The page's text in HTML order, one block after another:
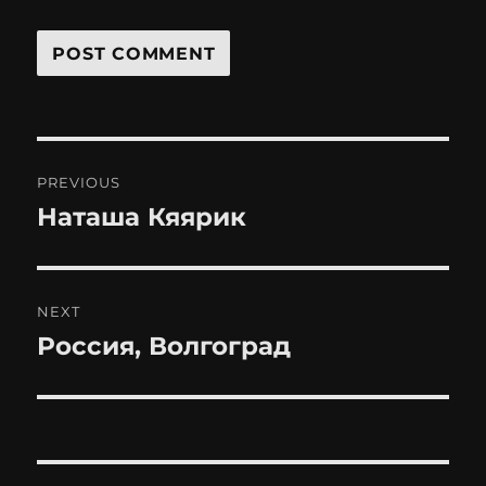
navigation
PREVIOUS
Previous
Наташа Кяярик
NEXT
Next
Россия, Волгоград